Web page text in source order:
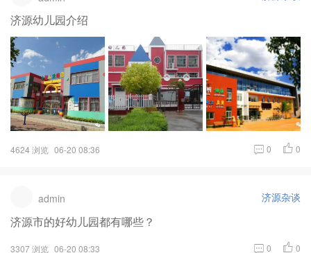
济源幼儿园介绍
4624 浏览 06-20 08:36 0 0
admin 济源杂谈
济源市的好幼儿园都有哪些？
3307 浏览 06-20 08:33 0 0